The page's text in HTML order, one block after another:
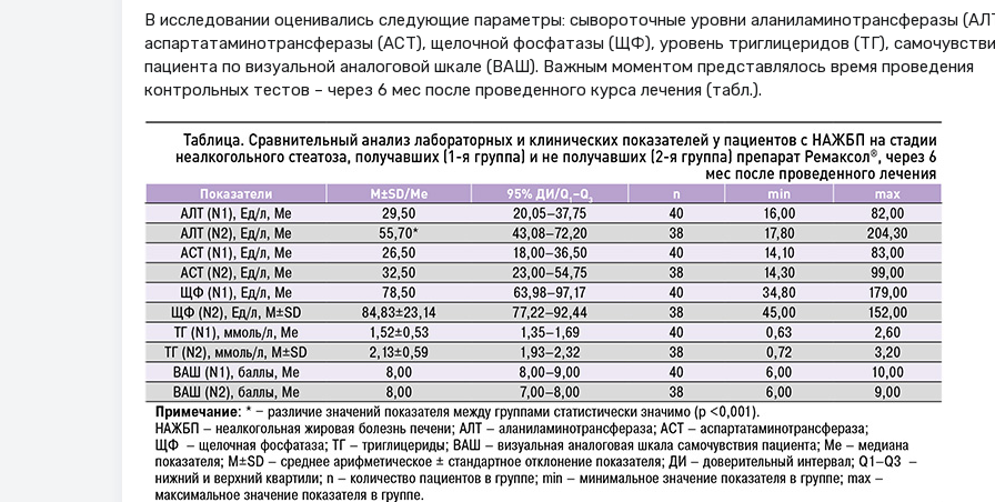
В исследовании оценивались следующие параметры: сывороточные уровни аланиламинотрансферазы
аспартатаминотрансферазы (АСТ), щелочной фосфатазы (ЩФ), уровень триглицеридов (ТГ),
пациента по визуальной аналоговой шкале (ВАШ). Важным моментом представлялось время проведения
контрольных тестов – через 6 мес после проведенного курса лечения (табл.).